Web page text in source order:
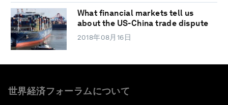
What financial markets tell us
about the US-China trade dispute
2018年08月16日
世界経済フォーラムについて